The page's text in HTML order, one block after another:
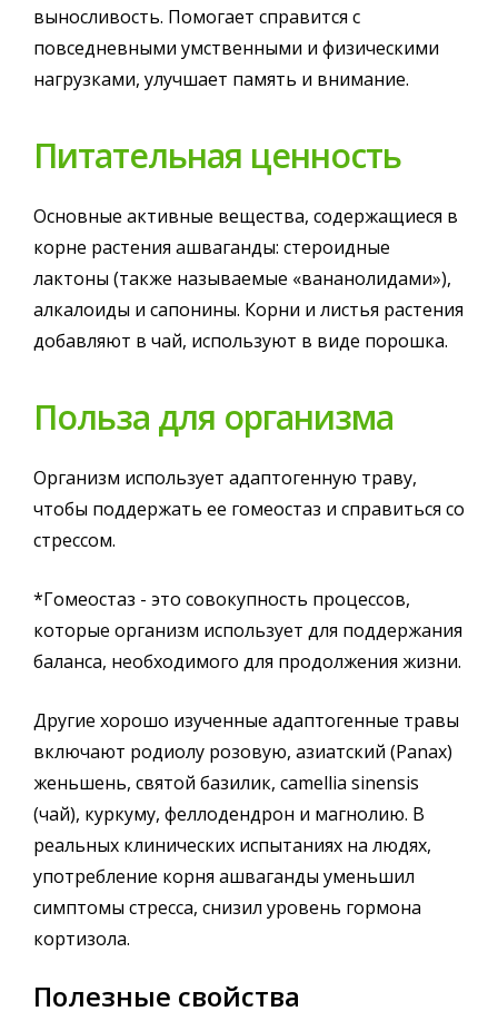
выносливость. Помогает справится с
повседневными умственными и физическими
нагрузками, улучшает память и внимание.
Питательная ценность
Основные активные вещества, содержащиеся в
корне растения ашваганды: стероидные
лактоны (также называемые «вананолидами»),
алкалоиды и сапонины. Корни и листья растения
добавляют в чай, используют в виде порошка.
Польза для организма
Организм использует адаптогенную траву,
чтобы поддержать ее гомеостаз и справиться со
стрессом.
*Гомеостаз - это совокупность процессов,
которые организм использует для поддержания
баланса, необходимого для продолжения жизни.
Другие хорошо изученные адаптогенные травы
включают родиолу розовую, азиатский (Panax)
женьшень, святой базилик, сamellia sinensis
(чай), куркуму, феллодендрон и магнолию. В
реальных клинических испытаниях на людях,
употребление корня ашваганды уменьшил
симптомы стресса, снизил уровень гормона
кортизола.
Полезные свойства